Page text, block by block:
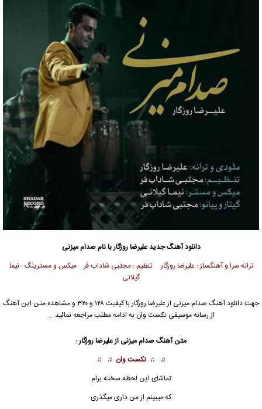
دانلود آهنگ جدیدعلیرضا روزگاربا نام صدام میزنی
ترانه سرا و آهنگساز : علیرضا روزگار تنظیم : مجتبی شاداب فر میکس و مسترینگ : نیما
گیلانی
جهت دانلود آهنگ صدام میزنی ازعلیرضا روزگار
با کیفیت ۱۲۸ و ۳۲۰ و مشاهده متن این آهنگ
از رسانه موسیقی نکست وان به ادامه مطلب مراجعه نمائید …
متن آهنگ صدام میزنی ازعلیرضا روزگار:
♫ ♫ نکست وان ♫ ♫
تماشای این لحظه سخته برام
که میبینم از من داری میگذری